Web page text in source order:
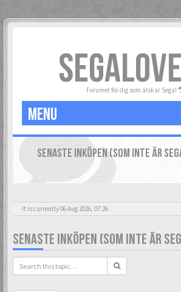
Forumet för dig som älskar Sega!
MENU
SENASTE INKÖPEN (SOM INTE ÄR
It is currently 06 Aug 2026, 07:26
SENASTE INKÖPEN (SOM INTE ÄR